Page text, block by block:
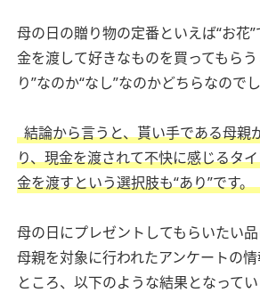
母の日の贈り物の定番といえば“お花
金を渡して好きなものを買ってもら
り”なのか“なし”なのかどちらなのでし
結論から言うと、貰い手である母親
り、現金を渡されて不快に感じるタ
金を渡すという選択肢も“あり”です。
母の日にプレゼントしてもらいたい
母親を対象に行われたアンケートの
ところ、以下のような結果となってい